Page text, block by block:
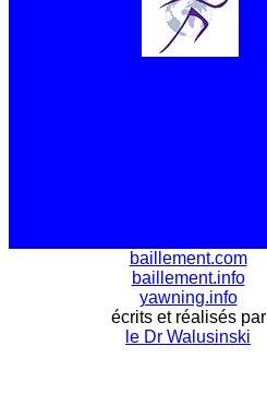
baillement.com
baillement.info
yawning.info
écrits et réalisés par
le Dr Walusinski